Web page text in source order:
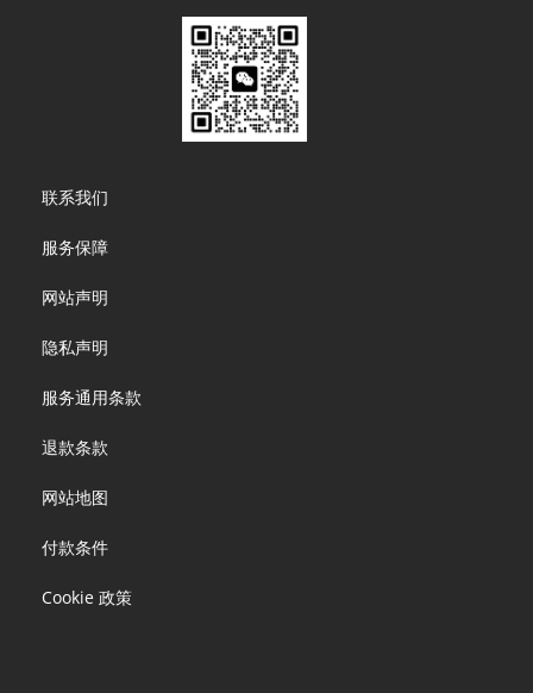
menu
联系我们
服务保障
网站声明
隐私声明
服务通用条款
退款条款
网站地图
付款条件
Cookie 政策